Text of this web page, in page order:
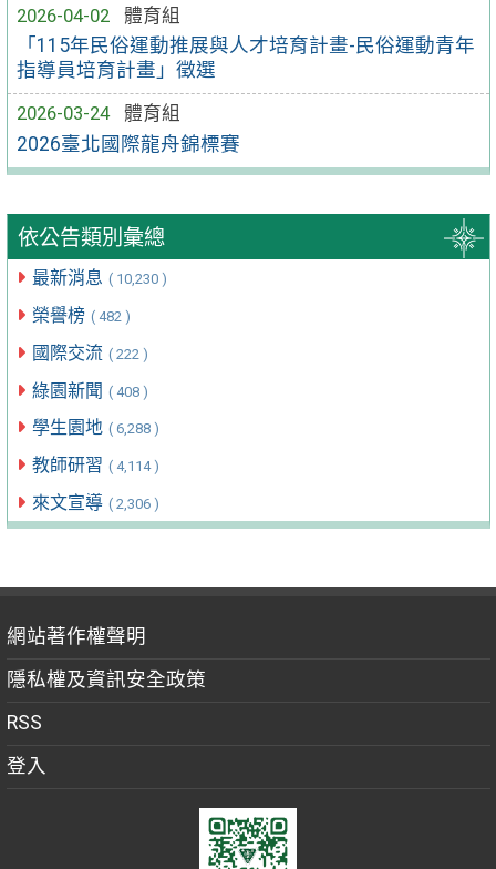
2026-04-02
體育組
「115年民俗運動推展與人才培育計畫-民俗運動青年
指導員培育計畫」徵選
2026-03-24
體育組
2026臺北國際龍舟錦標賽
依公告類別彙總
最新消息 ( 10,230 )
榮譽榜 ( 482 )
國際交流 ( 222 )
綠園新聞 ( 408 )
學生園地 ( 6,288 )
教師研習 ( 4,114 )
來文宣導 ( 2,306 )
網站著作權聲明
隱私權及資訊安全政策
RSS
登入